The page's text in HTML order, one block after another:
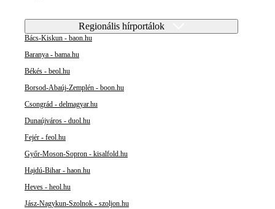
Regionális hírportálok
Bács-Kiskun - baon.hu
Baranya - bama.hu
Békés - beol.hu
Borsod-Abaúj-Zemplén - boon.hu
Csongrád - delmagyar.hu
Dunaújváros - duol.hu
Fejér - feol.hu
Győr-Moson-Sopron - kisalfold.hu
Hajdú-Bihar - haon.hu
Heves - heol.hu
Jász-Nagykun-Szolnok - szoljon.hu